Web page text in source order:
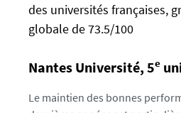
w
s
u
i
des universités françaises,
globale de 73.5/100
Nantes Université, 5e
Le maintien des bonnes